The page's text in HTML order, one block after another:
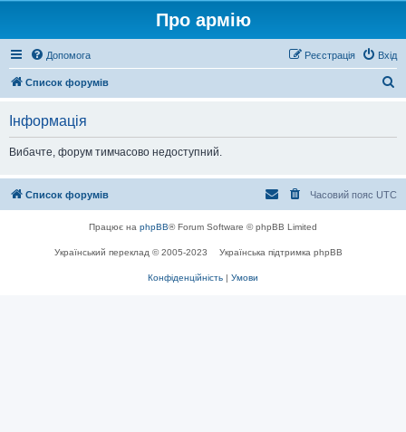
Про армію
Допомога Вхід
Реєстрація
Список форумів
Інформація
Вибачте, форум тимчасово недоступний.
Список форумів Часовий пояс UTC
Працює на phpBB® Forum Software © phpBB Limited
Український переклад © 2005-2023 Українська підтримка phpBB
Конфіденційність | Умови